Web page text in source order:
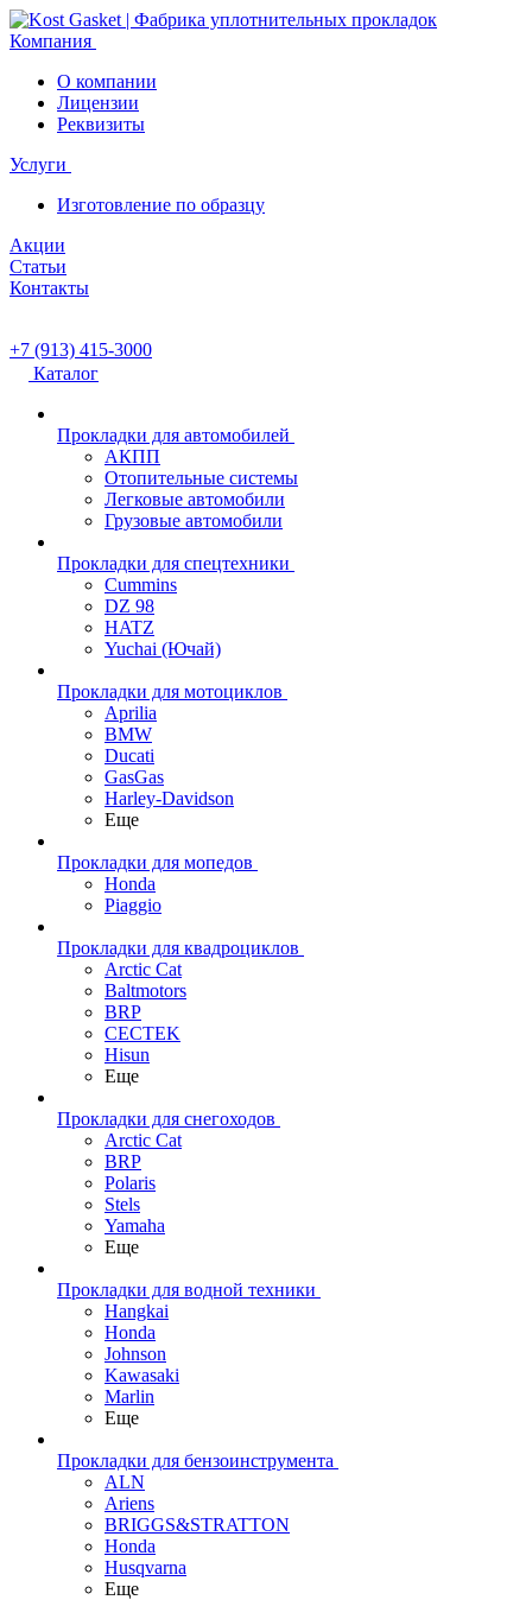
Компания
О компании
Лицензии
Реквизиты
Услуги
Изготовление по образцу
Акции
Статьи
Контакты
+7 (913) 415-3000
Каталог
Прокладки для автомобилей
АКПП
Отопительные системы
Легковые автомобили
Грузовые автомобили
Прокладки для спецтехники
Cummins
DZ 98
HATZ
Yuchai (Ючай)
Прокладки для мотоциклов
Aprilia
BMW
Ducati
GasGas
Harley-Davidson
Еще
Прокладки для мопедов
Honda
Piaggio
Прокладки для квадроциклов
Arctic Cat
Baltmotors
BRP
CECTEK
Hisun
Еще
Прокладки для снегоходов
Arctic Cat
BRP
Polaris
Stels
Yamaha
Еще
Прокладки для водной техники
Hangkai
Honda
Johnson
Kawasaki
Marlin
Еще
Прокладки для бензоинструмента
ALN
Ariens
BRIGGS&STRATTON
Honda
Husqvarna
Еще